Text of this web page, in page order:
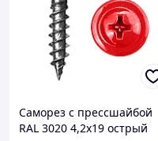
Саморез с прессшайбой
RAL 3020 4,2х19 острый